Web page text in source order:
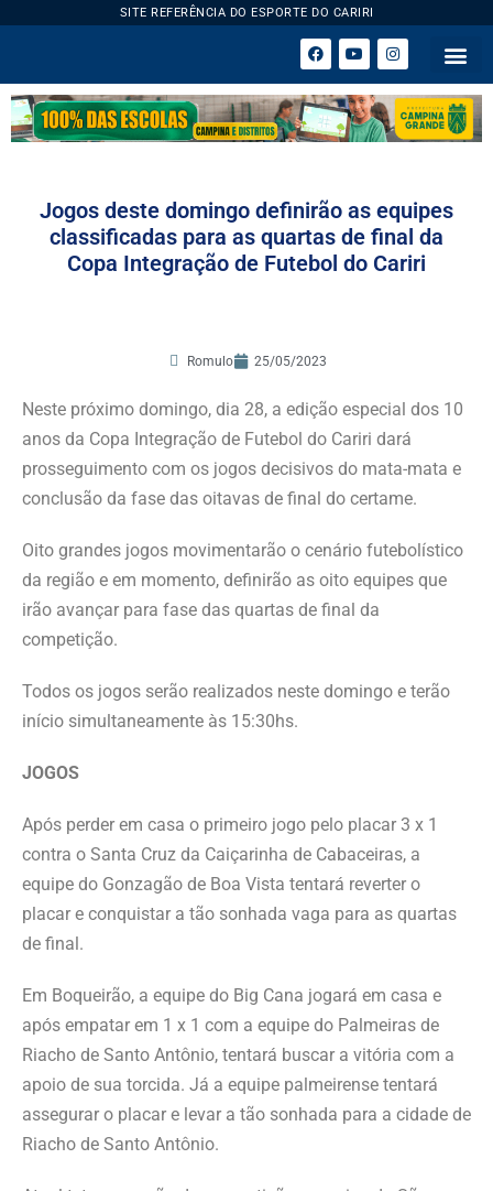
SITE REFERÊNCIA DO ESPORTE DO CARIRI
Jogos deste domingo definirão as equipes
classificadas para as quartas de final da
Copa Integração de Futebol do Cariri
Romulo 25/05/2023
Neste próximo domingo, dia 28, a edição especial dos 10
anos da Copa Integração de Futebol do Cariri dará
prosseguimento com os jogos decisivos do mata-mata e
conclusão da fase das oitavas de final do certame.
Oito grandes jogos movimentarão o cenário futebolístico
da região e em momento, definirão as oito equipes que
irão avançar para fase das quartas de final da
competição.
Todos os jogos serão realizados neste domingo e terão
início simultaneamente às 15:30hs.
JOGOS
Após perder em casa o primeiro jogo pelo placar 3 x 1
contra o Santa Cruz da Caiçarinha de Cabaceiras, a
equipe do Gonzagão de Boa Vista tentará reverter o
placar e conquistar a tão sonhada vaga para as quartas
de final.
Em Boqueirão, a equipe do Big Cana jogará em casa e
após empatar em 1 x 1 com a equipe do Palmeiras de
Riacho de Santo Antônio, tentará buscar a vitória com a
apoio de sua torcida. Já a equipe palmeirense tentará
assegurar o placar e levar a tão sonhada para a cidade de
Riacho de Santo Antônio.